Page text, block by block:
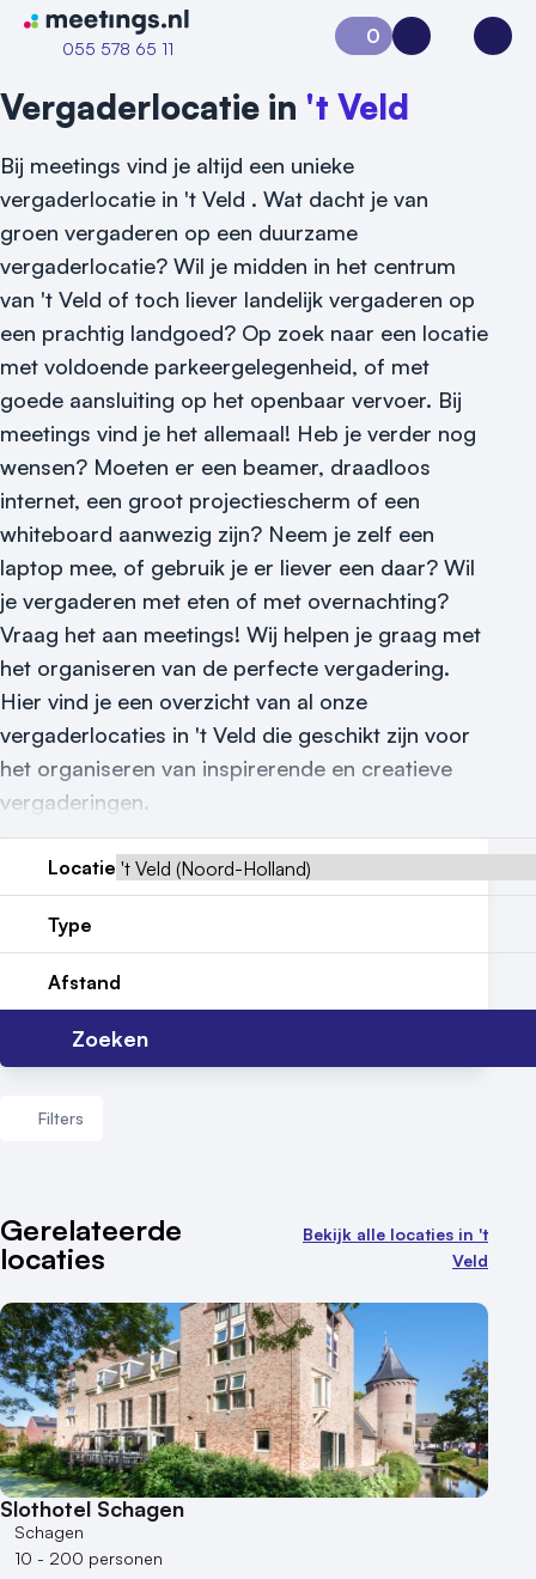
Naar home van Meetings
055 578 65 11
Vraag locatie aan
Locatiegids
Meld locatie aan
Nieuws
Reviews (5⭐️)
Contact
0
Aanvraag 0Inloggen
Vergaderlocatie in 't Veld
Bij meetings vind je altijd een unieke
vergaderlocatie in 't Veld . Wat dacht je van
groen vergaderen op een duurzame
vergaderlocatie? Wil je midden in het centrum
van 't Veld of toch liever landelijk vergaderen op
een prachtig landgoed? Op zoek naar een locatie
met voldoende parkeergelegenheid, of met
goede aansluiting op het openbaar vervoer. Bij
meetings vind je het allemaal! Heb je verder nog
wensen? Moeten er een beamer, draadloos
internet, een groot projectiescherm of een
whiteboard aanwezig zijn? Neem je zelf een
laptop mee, of gebruik je er liever een daar? Wil
je vergaderen met eten of met overnachting?
Vraag het aan meetings! Wij helpen je graag met
het organiseren van de perfecte vergadering.
Hier vind je een overzicht van al onze
vergaderlocaties in 't Veld die geschikt zijn voor
het organiseren van inspirerende en creatieve
vergaderingen.
Locatie
Type
Afstand
Zoeken
Filters
Aantal zalen
1 - 5 zalen
10 of meer zalen
Aantal personen
1 - 50 personen
50 - 100 personen
100 - 250 personen
250 - 500 personen
500+ personen
Bijzondere locaties
Gerelateerde
locaties
Bekijk alle locaties in 't
Veld
Slothotel Schagen
Schagen
10 - 200 personen